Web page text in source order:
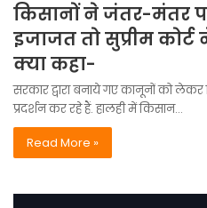
किसानों ने जंतर-मंतर
इजाजत तो सुप्रीम
क्या कहा-
सरकार द्वारा बनाये गए कानूनों को
प्रदर्शन कर रहे हैं. हालही में किसान…
Read More »